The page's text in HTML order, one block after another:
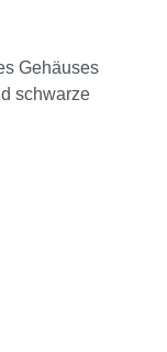
Gehäuses
schwarze